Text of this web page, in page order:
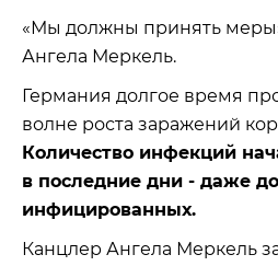
«Мы должны принять
Ангела Меркель.
Германия долгое время
волне роста заражений
Количество инфекций
в последние дни - даже
инфицированных.
Канцлер Ангела Меркель